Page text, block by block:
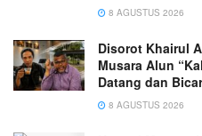
8 AGUSTUS 2026
Disorot Khairul
Musara Alun
Datang dan
8 AGUSTUS 2026